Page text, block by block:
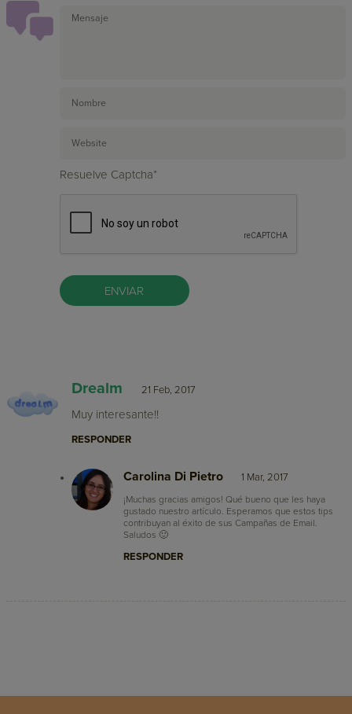
Resuelve Captcha*
Drealm 21 Feb, 2017
Muy interesante!!
RESPONDER
Carolina Di Pietro 1 Mar, 2017
¡Muchas gracias amigos! Qué bueno que les haya
gustado nuestro artículo. Esperamos que estos tips
contribuyan al éxito de sus Campañas de Email.
Saludos 🙂
RESPONDER